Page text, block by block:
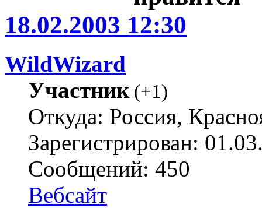
18.02.2003 12:30
WildWizard
Участник(+1)
Откуда: Россия,
Зарегистрирован:
Сообщений: 450
Вебсайт